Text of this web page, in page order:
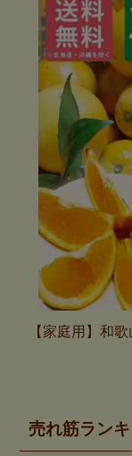
【家庭用】和
売れ筋ラン